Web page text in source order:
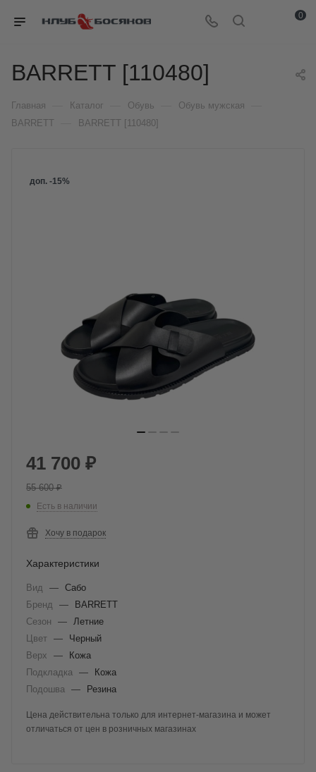
0
BARRETT [110480]
Главная Каталог Обувь Обувь мужская
BARRETT BARRETT [110480]
доп. -15%
41 700 ₽
55 600₽
Есть в наличии
Хочу в подарок
Характеристики
Вид — Сабо
Бренд
—
BARRETT
Сезон
—
Летние
Цвет —
Черный
Верх
—
Кожа
Подкладка
—
Кожа
Подошва
— Резина
Цена действительна только для интернет-магазина и может
отличаться от цен в розничных магазинах